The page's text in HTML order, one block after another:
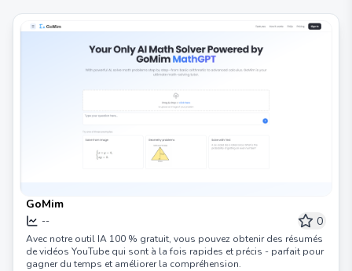
GoMim
-- 0
Avec notre outil IA 100 % gratuit, vous pouvez obtenir des résumés
de vidéos YouTube qui sont à la fois rapides et précis - parfait pour
gagner du temps et améliorer la compréhension.